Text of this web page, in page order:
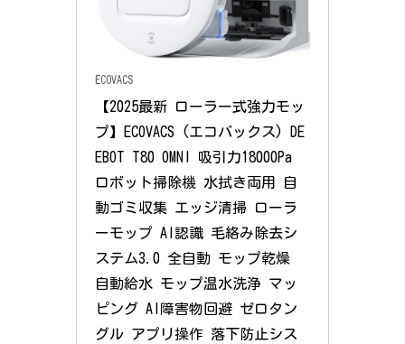
ECOVACS
【2025最新 ローラー式強力モッ
プ】ECOVACS (エコバックス) DE
EBOT T80 OMNI 吸引力18000Pa
ロボット掃除機 水拭き両用 自
動ゴミ収集 エッジ清掃 ローラ
ーモップ AI認識 毛絡み除去シ
ステム3.0 全自動 モップ乾燥
自動給水 モップ温水洗浄 マッ
ピング AI障害物回避 ゼロタン
グル アプリ操作 落下防止シス